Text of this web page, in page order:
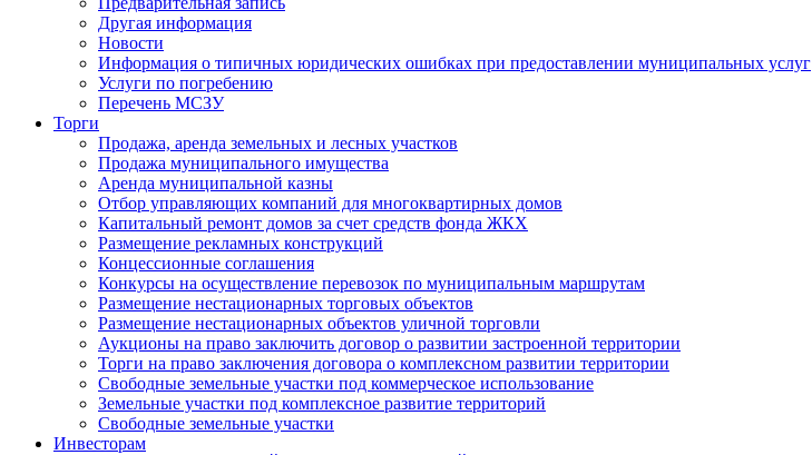
Другая информация
Новости
Информация о типичных юридических ошибках при предоставлении муниципальных услуг
Услуги по погребению
Перечень МСЗУ
Торги
Продажа, аренда земельных и лесных участков
Продажа муниципального имущества
Аренда муниципальной казны
Отбор управляющих компаний для многоквартирных домов
Капитальный ремонт домов за счет средств фонда ЖКХ
Размещение рекламных конструкций
Концессионные соглашения
Конкурсы на осуществление перевозок по муниципальным маршрутам
Размещение нестационарных торговых объектов
Размещение нестационарных объектов уличной торговли
Аукционы на право заключить договор о развитии застроенной территории
Торги на право заключения договора о комплексном развитии территории
Свободные земельные участки под коммерческое использование
Земельные участки под комплексное развитие территорий
Свободные земельные участки
Инвесторам